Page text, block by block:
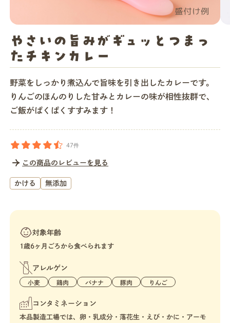
モグモマガジン
今すぐお得に始める
やさいの旨みがギュッとつまっ
たチキンカレー
野菜をしっかり煮込んで旨味を引き出したカレーです。
りんごのほんのりした甘みとカレーの味が相性抜群で、
ご飯がぱくぱくすすみます！
47件
この商品のレビューを見る
かける 無添加
対象年齢
1歳6ヶ月ごろから食べられます
アレルゲン
小麦 鶏肉 バナナ 豚肉 りんご
コンタミネーション
本品製造工場では、卵・乳成分・落花生・えび・かに・アーモ